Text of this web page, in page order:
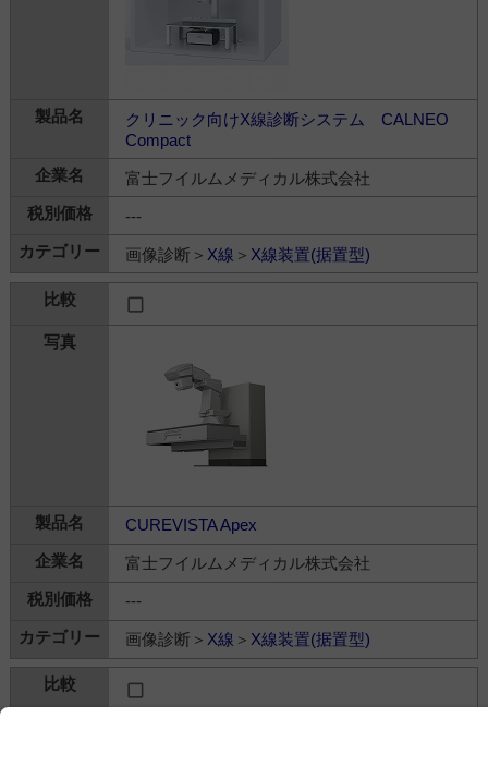
クリニック向けX線診断システム CALNEO
Compact
富士フイルムメディカル株式会社
---
画像診断＞ X線 ＞ X線装置(据置型)
CUREVISTA Apex
富士フイルムメディカル株式会社
---
画像診断＞ X線 ＞ X線装置(据置型)